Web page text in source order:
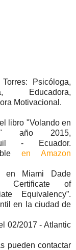
Psicóloga,
Educadora,
Motivacional.
libro "Volando en
año 2015,
- Ecuador.
en Amazon
en Miami Dade
Certificate of
Equivalency”.
en la ciudad de
02/2017 - Atlantic
pueden contactar